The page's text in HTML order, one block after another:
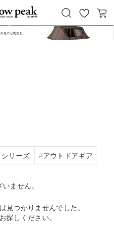
Peak
お
気
カ
リーズ アウトドアギア
ません。
見つかりませんでした。
探しください。